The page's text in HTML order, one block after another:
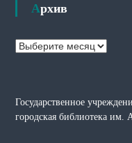
Архив
А
в
Государственное
городская библиотека